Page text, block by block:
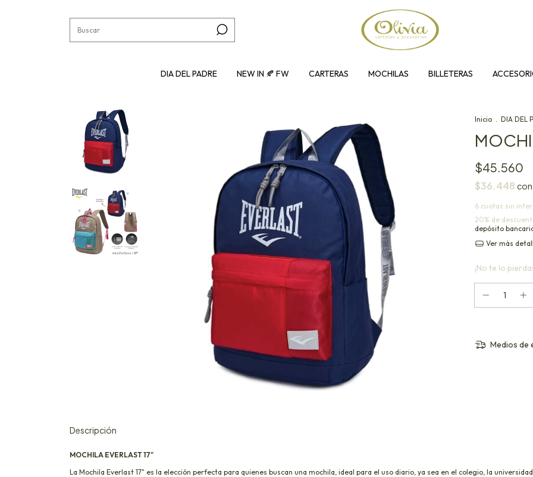
DIA DEL PADRE NEW IN 🍂 FW CARTERAS MOCHILAS BILLETERAS
Inicio . DIA DEL
$45.560
$36.448 con
6 cuotas sin
20% de
depósito
Ver más
¡No te lo
Medios de
Descripción
MOCHILA EVERLAST 17"
La Mochila Everlast 17" es la elección perfecta para quienes buscan una mochila, ideal para el uso diario, ya sea en el colegio, la